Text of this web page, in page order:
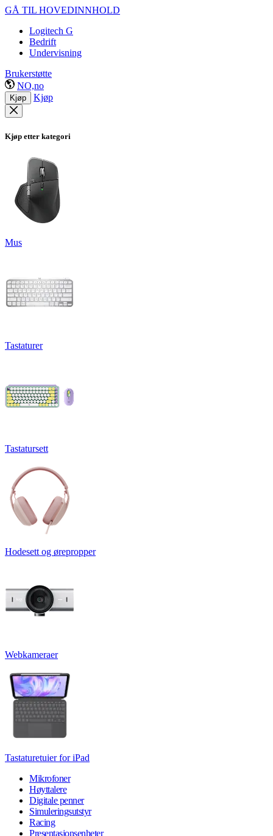
GÅ TIL HOVEDINNHOLD
Logitech G
Bedrift
Undervisning
Brukerstøtte
NO,no
Kjøp Kjøp
Kjøp etter kategori
Mus
Tastaturer
Tastatursett
Hodesett og ørepropper
Webkameraer
Tastaturetuier for iPad
Mikrofoner
Høyttalere
Digitale penner
Simuleringsutstyr
Racing
Presentasjonsenheter